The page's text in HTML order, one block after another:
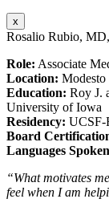
x
Rosalio Rubio,
Role: Associate
Location: Modesto
Education: Roy J.
University of Iowa
Residency: UCSF-
Board
Languages
“What motivates
feel when I am